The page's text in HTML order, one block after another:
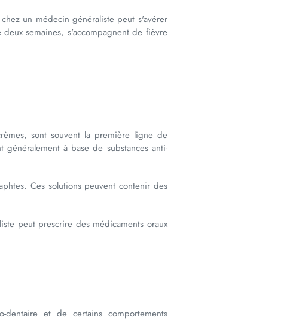
un médecin généraliste peut s'avérer
semaines, s'accompagnent de fièvre
sont souvent la première ligne de
à base de substances anti-
Ces solutions peuvent contenir des
peut prescrire des médicaments oraux
et de certains comportements